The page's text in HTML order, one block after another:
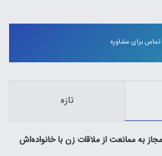
تماس برای مشاوره
تازه
به ممانعت از ملاقات زن با خانواده‌اش